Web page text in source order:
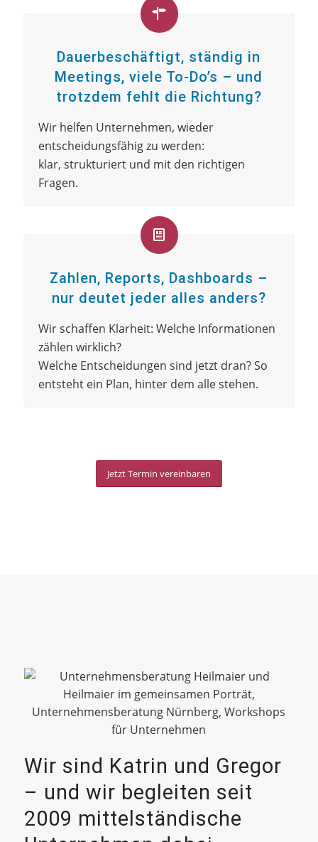
Dauerbeschäftigt, ständig in
Meetings, viele To-Do’s – und
trotzdem fehlt die Richtung?
Wir helfen Unternehmen, wieder
entscheidungsfähig zu werden:
klar, strukturiert und mit den richtigen
Fragen.
Zahlen, Reports, Dashboards –
nur deutet jeder alles anders?
Wir schaffen Klarheit: Welche Informationen
zählen wirklich?
Welche Entscheidungen sind jetzt dran? So
entsteht ein Plan, hinter dem alle stehen.
Jetzt Termin vereinbaren
Wir sind Katrin und Gregor
– und wir begleiten seit
2009 mittelständische